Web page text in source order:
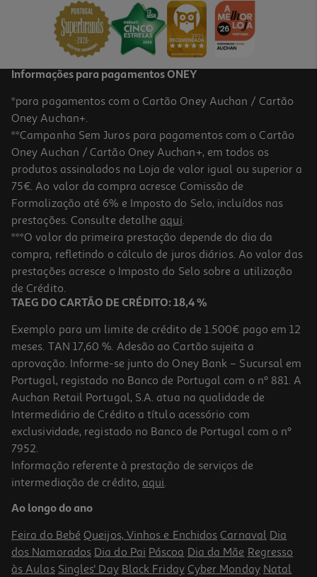
4.3
Pente Cosmia Com Cabo
1.35 €/un
1,35 €
Escova Cosmia Cabelo Pneumática Média
2.79 €/un
2,79 €
Informações para pagamentos ONEY
*para pagamentos com o Cartão Oney Auchan / Cartão
Oney Auchan+.
**Campanha Sem Juros para pagamentos com o Cartão
Oney Auchan / Cartão Oney Auchan+, em todos os
produtos assinalados na Loja de valor igual ou superior a
75€. Ao valor da compra acresce Comissão de
Formalização até 6% e Imposto do Selo, incluídos nas
prestações. Consulte detalhe aqui.
***O valor da primeira prestação depende do dia da
compra, refletindo o cálculo de juros diários. Ao valor das
prestações acresce o Imposto do Selo sobre a utilização
de Crédito.
TAEG DO CARTÃO DE CRÉDITO: 18,4 %
Exemplo para um limite de crédito de 1.500€ pago em 12
meses. TAN 17,60 %. Adesão ao Cartão sujeita a
aprovação. Informe-se junto do Oney Bank – Sucursal em
Portugal, registado no Banco de Portugal com o nº 881. A
Auchan Retail Portugal, S.A. atua na qualidade de
Intermediário de Crédito a título acessório com
exclusividade, registado no Banco de Portugal com o nº
7952.
Informação referente à prestação de serviços de
intermediação de crédito, aqui.
Ao longo do ano
Feira do Bebé Queijos, Vinhos e Enchidos Carnaval Dia
dos Namorados Dia do Pai Páscoa Dia da Mãe Regresso
às Aulas Singles' Day Black Friday Cyber Monday Natal